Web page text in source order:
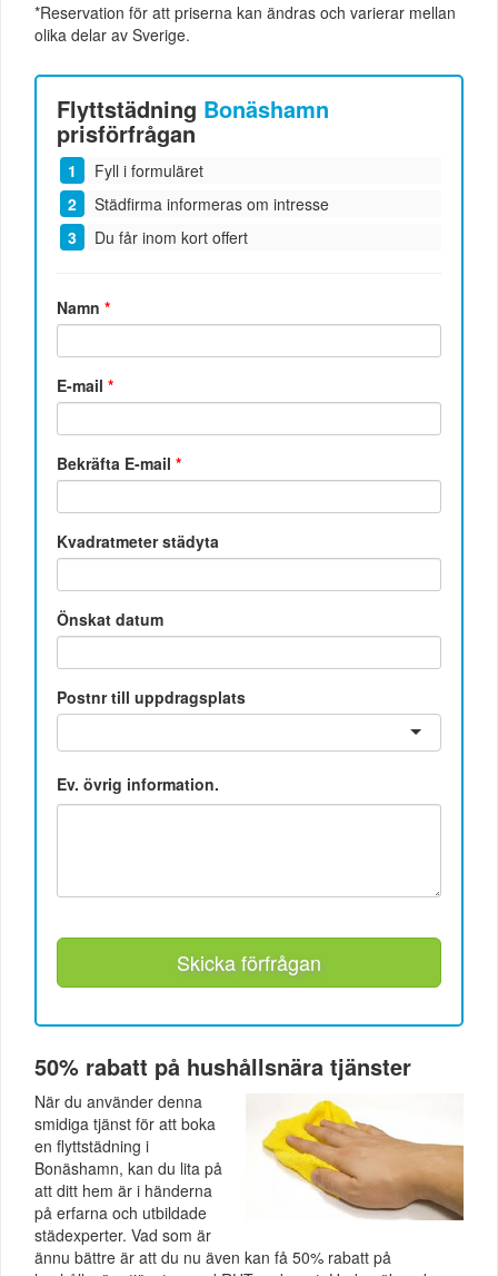
*Reservation för att priserna kan ändras och varierar mellan
olika delar av Sverige.
Flyttstädning Bonäshamn
prisförfrågan
Fyll i formuläret
Städfirma informeras om intresse
Du får inom kort offert
Namn*
E-mail*
Bekräfta E-mail*
Kvadratmeter städyta
Önskat datum
Postnr till uppdragsplats
Ev. övrig information.
Skicka förfrågan
50% rabatt på hushållsnära tjänster
När du använder denna
smidiga tjänst för att boka
en flyttstädning i
Bonäshamn, kan du lita på
att ditt hem är i händerna
på erfarna och utbildade
städexperter. Vad som är
ännu bättre är att du nu även kan få 50% rabatt på